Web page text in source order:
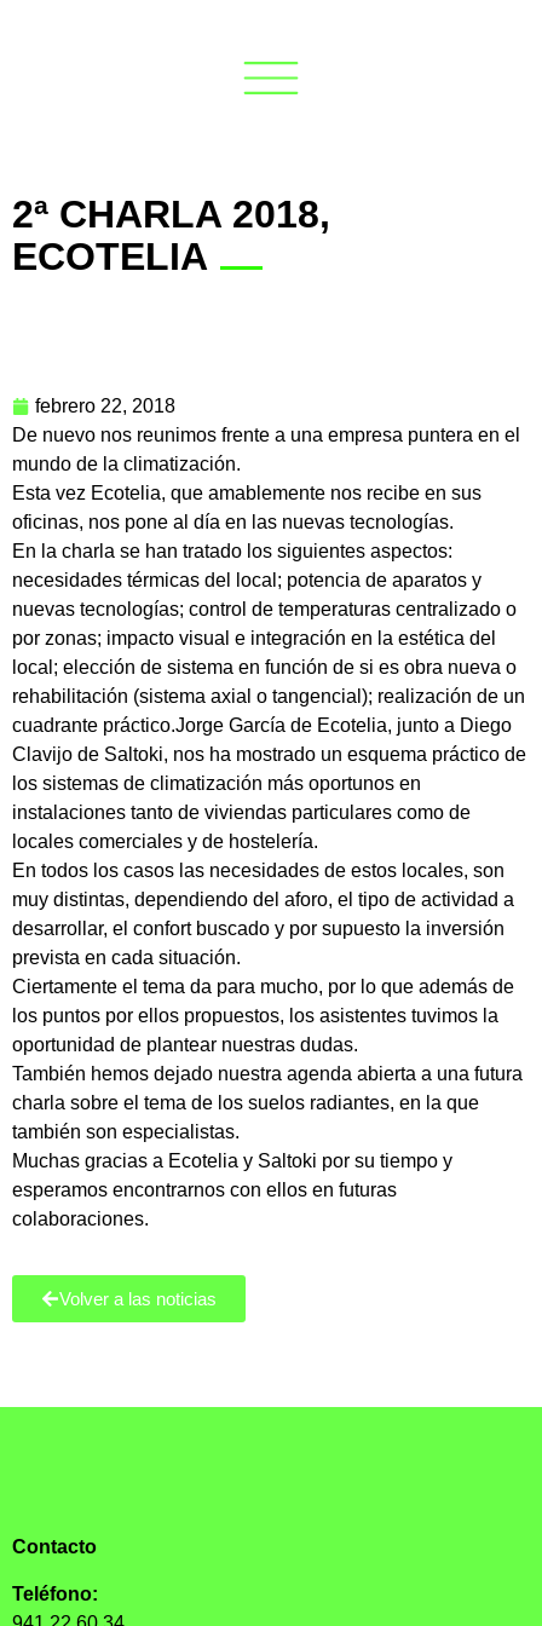
2ª CHARLA 2018,
ECOTELIA
febrero 22, 2018
De nuevo nos reunimos frente a una empresa puntera en el
mundo de la climatización.
Esta vez Ecotelia, que amablemente nos recibe en sus
oficinas, nos pone al día en las nuevas tecnologías.
En la charla se han tratado los siguientes aspectos:
necesidades térmicas del local; potencia de aparatos y
nuevas tecnologías; control de temperaturas centralizado o
por zonas; impacto visual e integración en la estética del
local; elección de sistema en función de si es obra nueva o
rehabilitación (sistema axial o tangencial); realización de un
cuadrante práctico.Jorge García de Ecotelia, junto a Diego
Clavijo de Saltoki, nos ha mostrado un esquema práctico de
los sistemas de climatización más oportunos en
instalaciones tanto de viviendas particulares como de
locales comerciales y de hostelería.
En todos los casos las necesidades de estos locales, son
muy distintas, dependiendo del aforo, el tipo de actividad a
desarrollar, el confort buscado y por supuesto la inversión
prevista en cada situación.
Ciertamente el tema da para mucho, por lo que además de
los puntos por ellos propuestos, los asistentes tuvimos la
oportunidad de plantear nuestras dudas.
También hemos dejado nuestra agenda abierta a una futura
charla sobre el tema de los suelos radiantes, en la que
también son especialistas.
Muchas gracias a Ecotelia y Saltoki por su tiempo y
esperamos encontrarnos con ellos en futuras
colaboraciones.
Volver a las noticias
Contacto
Teléfono: